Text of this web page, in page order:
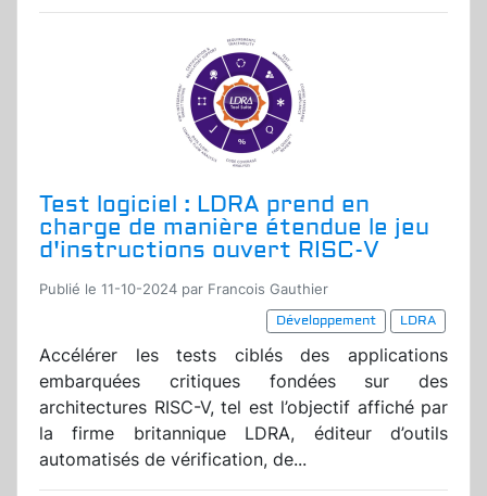
Test logiciel : LDRA prend en
charge de manière étendue le jeu
d'instructions ouvert RISC-V
Publié le 11-10-2024 par Francois Gauthier
Développement
LDRA
Accélérer les tests ciblés des applications
embarquées critiques fondées sur des
architectures RISC-V, tel est l’objectif affiché par
la firme britannique LDRA, éditeur d’outils
automatisés de vérification, de...